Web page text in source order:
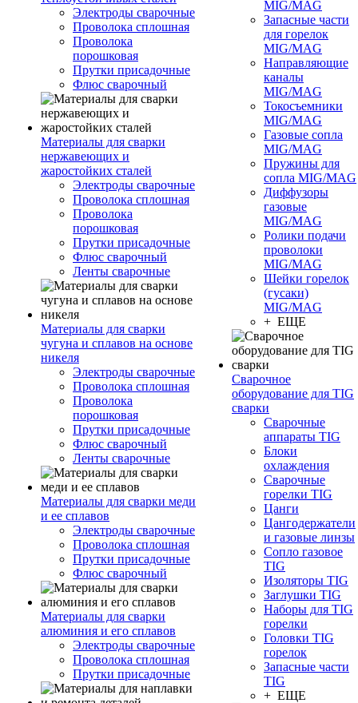
Электроды сварочные
Проволока сплошная
Проволока
порошковая
Прутки присадочные
Флюс сварочный
Материалы для сварки
нержавеющих и
жаростойких сталей
Электроды сварочные
Проволока сплошная
Проволока
порошковая
Прутки присадочные
Флюс сварочный
Ленты сварочные
Материалы для сварки
чугуна и сплавов на основе
никеля
Электроды сварочные
Проволока сплошная
Проволока
порошковая
Прутки присадочные
Флюс сварочный
Ленты сварочные
Материалы для сварки меди
и ее сплавов
Электроды сварочные
Проволока сплошная
Прутки присадочные
Флюс сварочный
Материалы для сварки
алюминия и его сплавов
Электроды сварочные
Проволока сплошная
Прутки присадочные
MIG/MAG
Запасные части
для горелок
MIG/MAG
Направляющие
каналы
MIG/MAG
Токосъемники
MIG/MAG
Газовые сопла
MIG/MAG
Пружины для
сопла MIG/MAG
Диффузоры
газовые
MIG/MAG
Ролики подачи
проволоки
MIG/MAG
Шейки горелок
(гусаки)
MIG/MAG
+ ЕЩЕ
Сварочное
оборудование для TIG
сварки
Сварочные
аппараты TIG
Блоки
охлаждения
Сварочные
горелки TIG
Цанги
Цангодержатели
и газовые линзы
Сопло газовое
TIG
Изоляторы TIG
Заглушки TIG
Наборы для TIG
горелки
Головки TIG
горелок
Запасные части
TIG
+ ЕЩЕ